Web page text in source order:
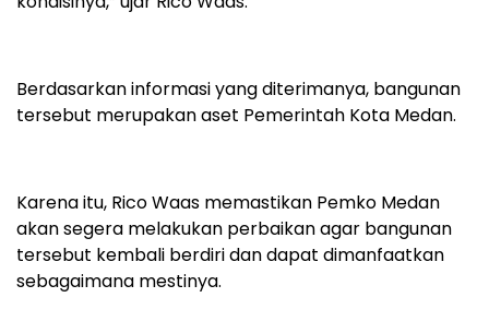
Berdasarkan informasi yang diterimanya, bangunan
tersebut merupakan aset Pemerintah Kota Medan.
Karena itu, Rico Waas memastikan Pemko Medan
akan segera melakukan perbaikan agar bangunan
tersebut kembali berdiri dan dapat dimanfaatkan
sebagaimana mestinya.